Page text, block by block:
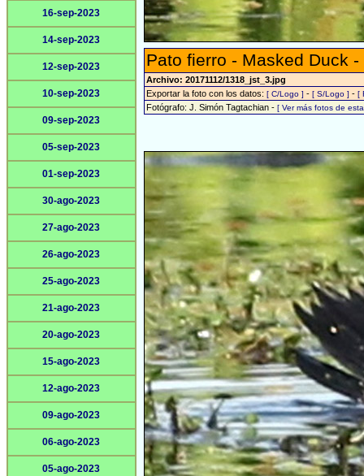
16-sep-2023
14-sep-2023
12-sep-2023
10-sep-2023
09-sep-2023
05-sep-2023
01-sep-2023
30-ago-2023
27-ago-2023
26-ago-2023
25-ago-2023
21-ago-2023
20-ago-2023
15-ago-2023
12-ago-2023
09-ago-2023
06-ago-2023
05-ago-2023
Pato fierro - Masked Duck -
Archivo: 20171112/1318_jst_3.jpg
Exportar la foto con los datos: [ C/Logo ] - [ S/Logo ] - [
Fotógrafo: J. Simón Tagtachian - [ Ver más fotos de